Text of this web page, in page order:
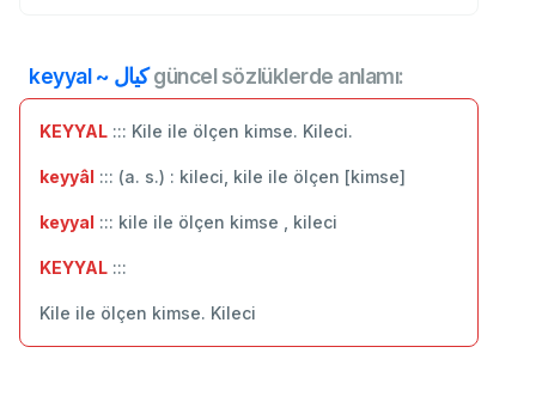
keyyal ~ كيالgüncel sözlüklerde anlamı:
KEYYAL ::: Kile ile ölçen kimse. Kileci.
keyyâl ::: (a. s.) : kileci, kile ile ölçen [kimse]
keyyal ::: kile ile ölçen kimse , kileci
KEYYAL :::
Kile ile ölçen kimse. Kileci